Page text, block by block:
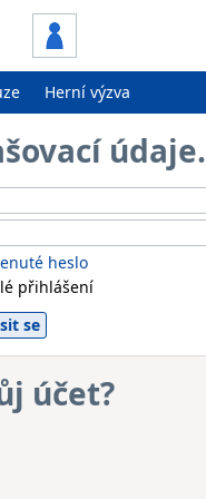
Herní výzva
heslo
přihlášení
účet?